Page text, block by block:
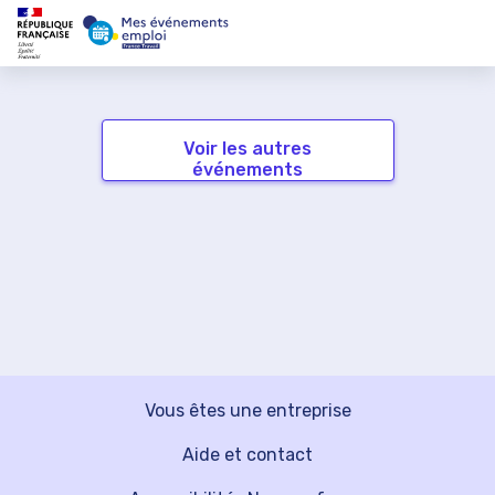
Voir les autres
événements
Vous êtes une entreprise
Aide et contact